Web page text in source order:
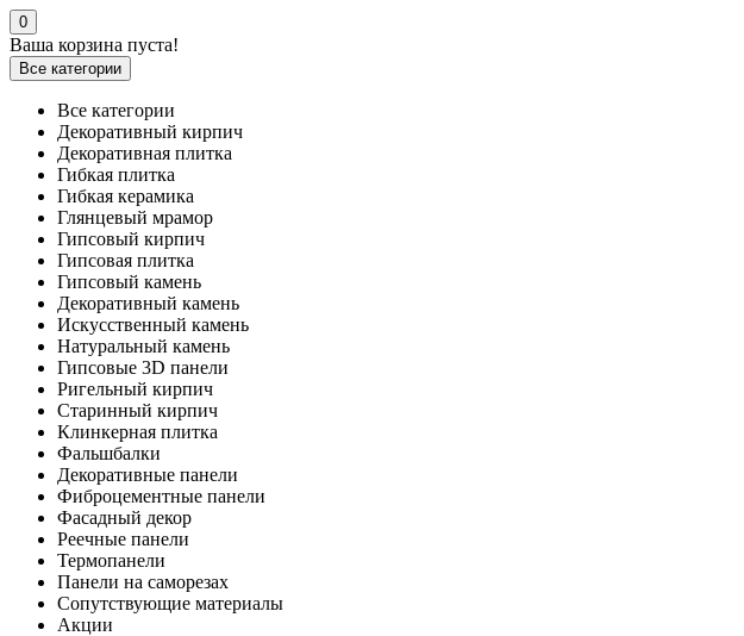
0
Ваша корзина пуста!
Все категории
Все категории
Декоративный кирпич
Декоративная плитка
Гибкая плитка
Гибкая керамика
Глянцевый мрамор
Гипсовый кирпич
Гипсовая плитка
Гипсовый камень
Декоративный камень
Искусственный камень
Натуральный камень
Гипсовые 3D панели
Ригельный кирпич
Старинный кирпич
Клинкерная плитка
Фальшбалки
Декоративные панели
Фиброцементные панели
Фасадный декор
Реечные панели
Термопанели
Панели на саморезах
Сопутствующие материалы
Акции